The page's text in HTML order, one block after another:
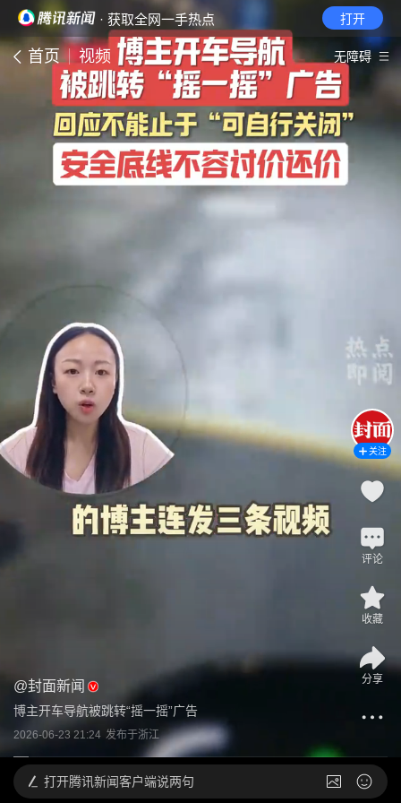
· 获取全网一手热点 打开
首页 视频 无障碍
@封面新闻
博主开车导航被跳转“摇一摇”广告
2026-06-23 21:24 发布于浙江
关注
评论
收藏
分享
打开腾讯新闻客户端说两句